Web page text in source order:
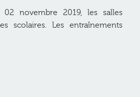
novembre 2019, les salles
scolaires. Les entraînements